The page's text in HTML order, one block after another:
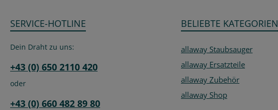
SERVICE-HOTLINE
Dein Draht zu uns:
+43 (0) 650 2110 420
oder
+43 (0) 660 482 89 80
BELIEBTE KATEGORIEN
allaway Staubsauger
allaway Ersatzteile
allaway Zubehör
allaway Shop